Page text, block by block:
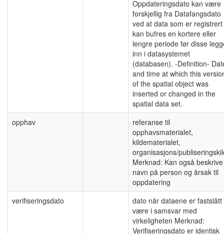
Oppdateringsdato kan være
forskjellig fra Datafangsdato
ved at data som er registrert
kan bufres en kortere eller
lengre periode før disse
inn i datasystemet
(databasen). -Definition-
and time at which this
of the spatial object was
inserted or changed in the
spatial data set.
opphav
referanse til
opphavsmaterialet,
kildematerialet,
organisasjons/
Merknad: Kan også beskrive
navn på person og årsak til
oppdatering
verifiseringsdato
dato når dataene er fastslått
være i samsvar med
virkeligheten Merknad:
Verifiseringsdato er identisk